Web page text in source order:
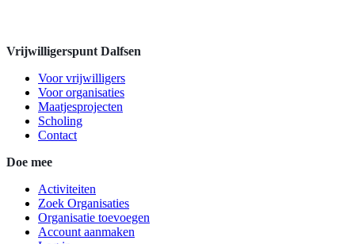
Vrijwilligerspunt Dalfsen
Voor vrijwilligers
Voor organisaties
Maatjesprojecten
Scholing
Contact
Doe mee
Activiteiten
Zoek Organisaties
Organisatie toevoegen
Account aanmaken